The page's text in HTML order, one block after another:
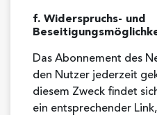
f. Widerspruchs- und
Das Abonnement des
den Nutzer jederzeit
diesem Zweck findet
ein entsprechender